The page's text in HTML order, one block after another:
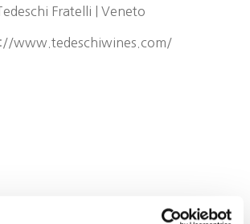
Fratelli | Veneto
www.tedeschiwines.com/